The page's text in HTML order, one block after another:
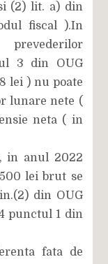
(2) lit. a) din
fiscal ).In
3 din OUG
lei ) nu poate
lunare nete (
neta ( in
in anul 2022
lei brut se
din OUG
punctul 1 din
fata de